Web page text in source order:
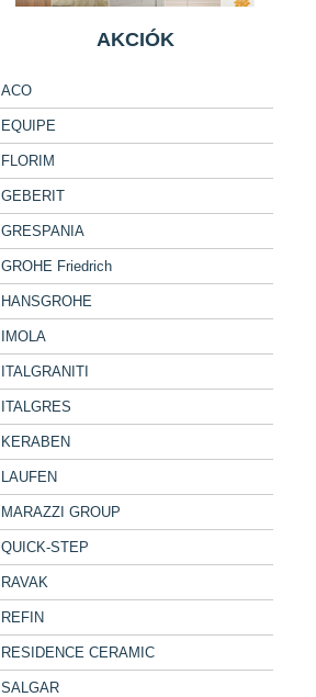
AKCIÓK
ACO
EQUIPE
FLORIM
GEBERIT
GRESPANIA
GROHE Friedrich
HANSGROHE
IMOLA
ITALGRANITI
ITALGRES
KERABEN
LAUFEN
MARAZZI GROUP
QUICK-STEP
RAVAK
REFIN
RESIDENCE CERAMIC
SALGAR